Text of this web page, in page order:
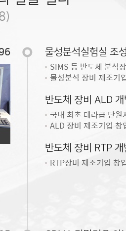
물성분석실험실 조성
SIMS 등 반도체 분석
물성분석 장비 제조기
반도체 장비 ALD 개
국내 최초 테라급 단
ALD 장비 제조기업 창
반도체 장비 RTP 개
RTP장비 제조기업 창